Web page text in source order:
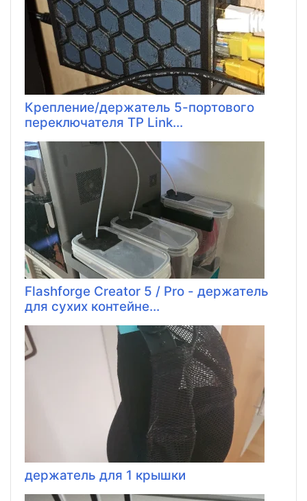
Крепление/держатель 5-портового
переключателя TP Link...
Flashforge Creator 5 / Pro - держатель
для сухих контейне...
держатель для 1 крышки